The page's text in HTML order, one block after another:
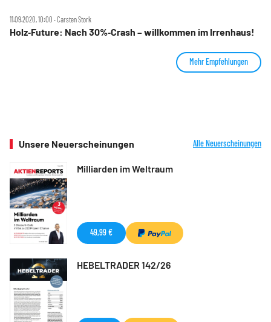
11.09.2020, 10:00 ‧ Carsten Stork
Holz‑Future: Nach 30%‑Crash – willkommen im Irrenhaus!
Mehr Empfehlungen
Unsere Neuerscheinungen Alle Neuerscheinungen
Milliarden im Weltraum
49,99 €
HEBELTRADER 142/26